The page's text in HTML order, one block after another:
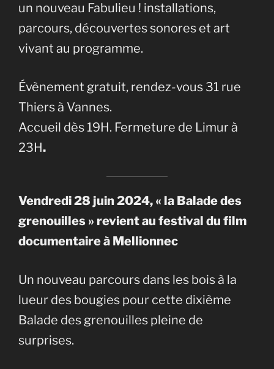
un nouveau Fabulieu ! installations,
parcours, découvertes sonores et art
vivant au programme.
Évènement gratuit, rendez-vous 31 rue
Thiers à Vannes.
Accueil dès 19H. Fermeture de Limur à
23H.
Vendredi 28 juin 2024, « la Balade des
grenouilles » revient au festival du film
documentaire à Mellionnec
Un nouveau parcours dans les bois à la
lueur des bougies pour cette dixième
Balade des grenouilles pleine de
surprises.